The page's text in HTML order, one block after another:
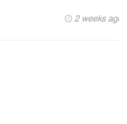
2 weeks ago